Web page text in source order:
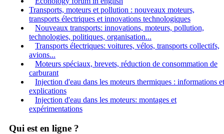
Transports, moteurs et pollution : nouveaux moteurs,
transports électriques et innovations technologiques
Nouveaux transports: innovations, moteurs, pollution,
technologies, politiques, organisation...
Transports électriques: voitures, vélos, transports collectifs,
avions...
Moteurs spéciaux, brevets, réduction de consommation de
carburant
Injection d'eau dans les moteurs thermiques : informations et
explications
Injection d'eau dans les moteurs: montages et
expérimentations
Qui est en ligne ?